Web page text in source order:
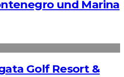
und Marina
Golf Resort &